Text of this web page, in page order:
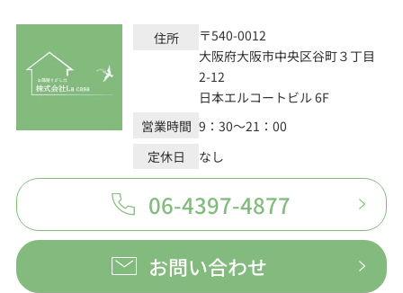
住所
〒540-0012
大阪府大阪市中央区谷町３丁目
2-12
日本エルコートビル 6F
営業時間 9：30～21：00
定休日
なし
06-4397-4877
お問い合わせ